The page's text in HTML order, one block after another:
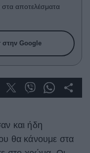
αποτελέσματα
στην Google
και ήδη
θα κάνουμε στα